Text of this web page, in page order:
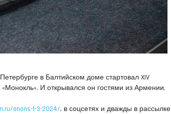
в Балтийском доме стартовал XIV
И открывался он гостями из Армении.
anons-1-3-2024/, в соцсетях и дважды в